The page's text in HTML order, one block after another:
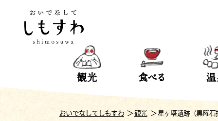
観光 食べる
おいでなしてしもすわ 観光 星ヶ塔遺跡（黒曜